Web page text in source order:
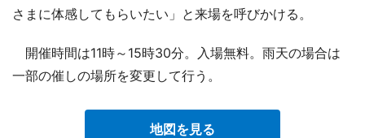
さまに体感してもらいたい」と来場を呼びかける。
開催時間は11時～15時30分。入場無料。雨天の場合は
一部の催しの場所を変更して行う。
地図を見る